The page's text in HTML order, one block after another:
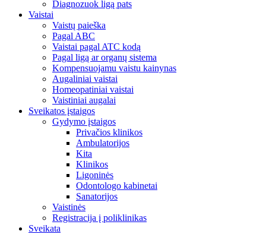
Diagnozuok ligą pats
Vaistai
Vaistų paieška
Pagal ABC
Vaistai pagal ATC kodą
Pagal ligą ar organų sistema
Kompensuojamu vaistu kainynas
Augaliniai vaistai
Homeopatiniai vaistai
Vaistiniai augalai
Sveikatos įstaigos
Gydymo įstaigos
Privačios klinikos
Ambulatorijos
Kita
Klinikos
Ligoninės
Odontologo kabinetai
Sanatorijos
Vaistinės
Registracija į poliklinikas
Sveikata